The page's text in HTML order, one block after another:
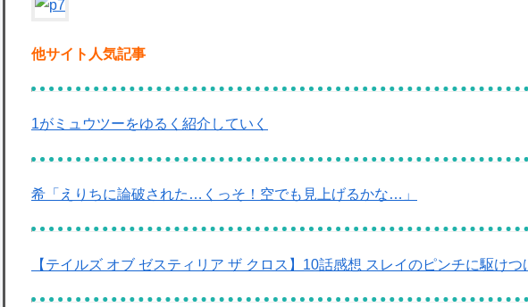
他サイト人気記事
1がミュウツーをゆるく紹介していく
希「えりちに論破された…くっそ！空でも見上げるかな…」
【テイルズ オブ ゼスティリア ザ クロス】10話感想 スレイのピンチに駆けつ